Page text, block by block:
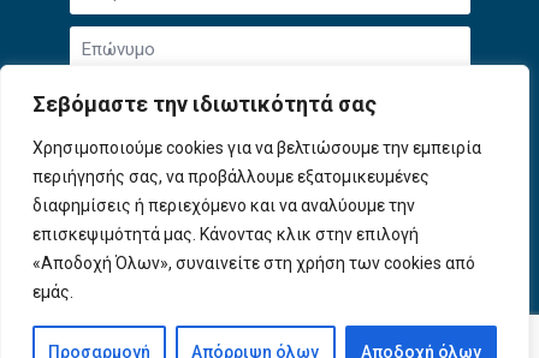
Σεβόμαστε την ιδιωτικότητά σας
Χρησιμοποιούμε cookies για να βελτιώσουμε την εμπειρία
περιήγησής σας, να προβάλλουμε εξατομικευμένες
διαφημίσεις ή περιεχόμενο και να αναλύουμε την
επισκεψιμότητά μας. Κάνοντας κλικ στην επιλογή
«Αποδοχή Όλων», συναινείτε στη χρήση των cookies από
εμάς.
Προσαρμογή Απόρριψη όλων Αποδοχή όλων
Επώνυμο
Email
*
Αποδοχή
όρων
χρήσης
*
Συμφωνώ με την Πολιτική Απορρήτουκαι τους
Όρους Χρήσης.
Εγγραφή
© 2026 ΕΦΕΠΑΕ. All Rights Reserved